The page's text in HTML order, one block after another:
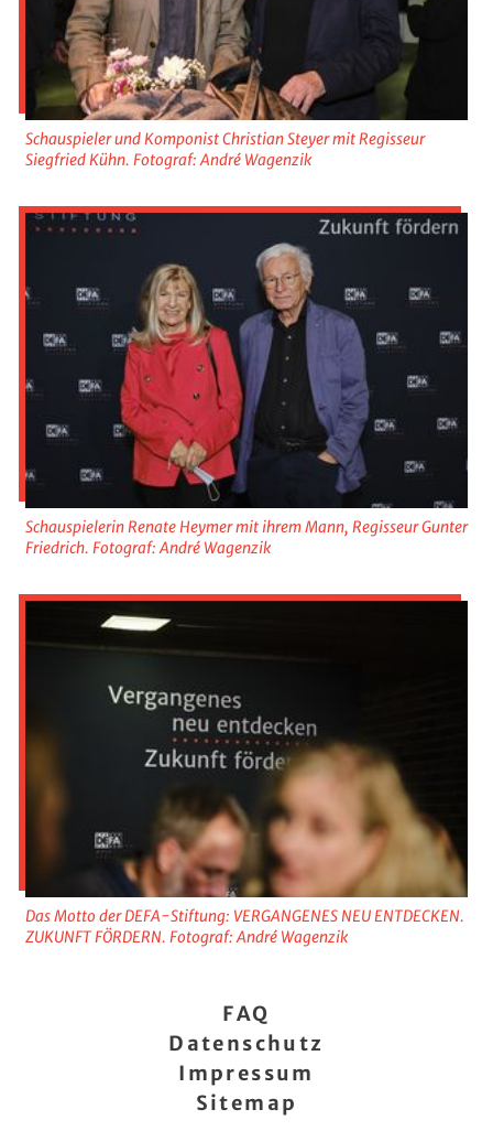
Schauspieler und Komponist Christian Steyer mit Regisseur
Siegfried Kühn. Fotograf: André Wagenzik
Schauspielerin Renate Heymer mit ihrem Mann, Regisseur Gunter
Friedrich. Fotograf: André Wagenzik
Das Motto der DEFA-Stiftung: VERGANGENES NEU ENTDECKEN.
ZUKUNFT FÖRDERN. Fotograf: André Wagenzik
FAQ
Datenschutz
Impressum
Sitemap